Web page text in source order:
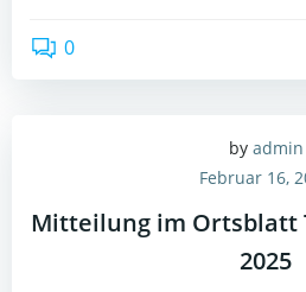
0
by admin
Februar 16,
Mitteilung im Ortsblatt
2025